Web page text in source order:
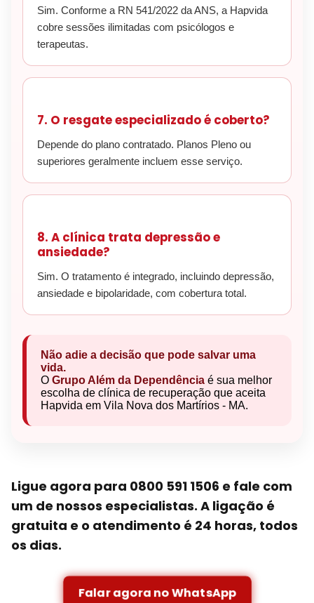
Sim. Conforme a RN 541/2022 da ANS, a Hapvida
cobre sessões ilimitadas com psicólogos e
terapeutas.
7. O resgate especializado é coberto?
Depende do plano contratado. Planos Pleno ou
superiores geralmente incluem esse serviço.
8. A clínica trata depressão e
ansiedade?
Sim. O tratamento é integrado, incluindo depressão,
ansiedade e bipolaridade, com cobertura total.
Não adie a decisão que pode salvar uma
vida.
O Grupo Além da Dependência é sua melhor
escolha de clínica de recuperação que aceita
Hapvida em Vila Nova dos Martírios - MA.
Ligue agora para 0800 591 1506 e fale com
um de nossos especialistas. A ligação é
gratuita e o atendimento é 24 horas, todos
os dias.
Falar agora no WhatsApp